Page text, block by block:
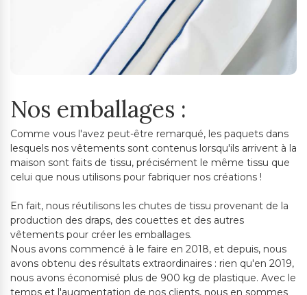
Nos emballages :
Comme vous l'avez peut-être remarqué, les paquets dans
lesquels nos vêtements sont contenus lorsqu'ils arrivent à la
maison sont faits de tissu, précisément le même tissu que
celui que nous utilisons pour fabriquer nos créations !
En fait, nous réutilisons les chutes de tissu provenant de la
production des draps, des couettes et des autres
vêtements pour créer les emballages.
Nous avons commencé à le faire en 2018, et depuis, nous
avons obtenu des résultats extraordinaires : rien qu'en 2019,
nous avons économisé plus de 900 kg de plastique. Avec le
temps et l'augmentation de nos clients, nous en sommes